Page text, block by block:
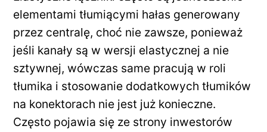
elementami tłumiącymi hałas generowany
przez centralę, choć nie zawsze, ponieważ
jeśli kanały są w wersji elastycznej a nie
sztywnej, wówczas same pracują w roli
tłumika i stosowanie dodatkowych tłumików
na konektorach nie jest już konieczne.
Często pojawia się ze strony inwestorów